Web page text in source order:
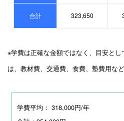
合計 323,650
※学費は正確な金額ではなく、目安と
は、教材費、交通費、食費、塾費用な
学費平均： 318,000円/年